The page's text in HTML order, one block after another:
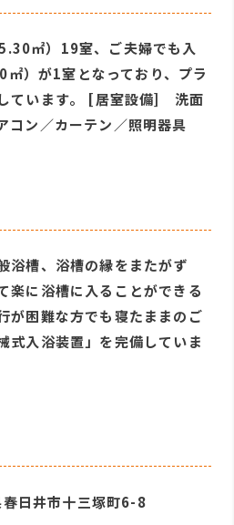
㎡）19室、ご夫婦でも入
）が1室となっており、プラ
ています。 [居室設備] 洗面
コン／カーテン／照明器具
浴槽、浴槽の縁をまたがず
楽に浴槽に入ることができる
が困難な方でも寝たままのご
式入浴装置」を完備していま
日井市十三塚町6-8